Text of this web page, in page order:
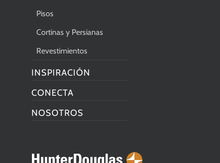
Pisos
Cortinas y Persianas
Revestimientos
INSPIRACIÓN
CONECTA
NOSOTROS